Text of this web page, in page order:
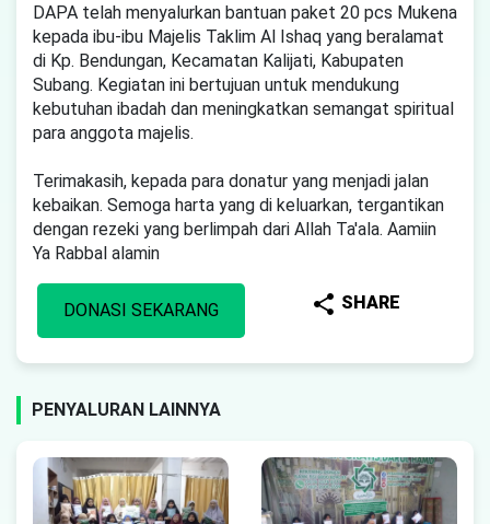
DAPA telah menyalurkan bantuan paket 20 pcs Mukena
kepada ibu-ibu Majelis Taklim Al Ishaq yang beralamat
di Kp. Bendungan, Kecamatan Kalijati, Kabupaten
Subang. Kegiatan ini bertujuan untuk mendukung
kebutuhan ibadah dan meningkatkan semangat spiritual
para anggota majelis.
Terimakasih, kepada para donatur yang menjadi jalan
kebaikan. Semoga harta yang di keluarkan, tergantikan
dengan rezeki yang berlimpah dari Allah Ta'ala. Aamiin
Ya Rabbal alamin
DONASI SEKARANG share SHARE
PENYALURAN LAINNYA